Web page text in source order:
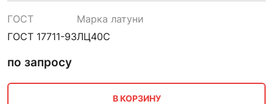
ГОСТ
ГОСТ 17711-93
Марка латуни
ЛЦ40С
по запросу
В КОРЗИНУ